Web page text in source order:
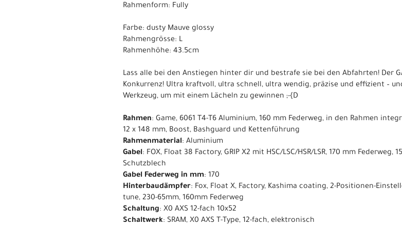
Rahmenform: Fully
Farbe: dusty Mauve glossy
Rahmengrösse: L
Rahmenhöhe: 43.5cm
Lass alle bei den Anstiegen hinter dir und bestrafe sie bei den Abfahrten! Der
Konkurrenz! Ultra kraftvoll, ultra schnell, ultra wendig, präzise und effizient –
Werkzeug, um mit einem Lächeln zu gewinnen ;-{D
Rahmen: Game, 6061 T4-T6 Aluminium, 160 mm Federweg, in den Rahmen
12 x 148 mm, Boost, Bashguard und Kettenführung
Rahmenmaterial: Aluminium
Gabel: FOX, Float 38 Factory, GRIP X2 mit HSC/LSC/HSR/LSR, 170 mm
Schutzblech
Gabel Federweg in mm: 170
Hinterbaudämpfer: Fox, Float X, Factory, Kashima coating, 2-Positionen-
tune, 230-65mm, 160mm Federweg
Schaltung: X0 AXS 12-fach 10x52
Schaltwerk: SRAM, X0 AXS T-Type, 12-fach, elektronisch